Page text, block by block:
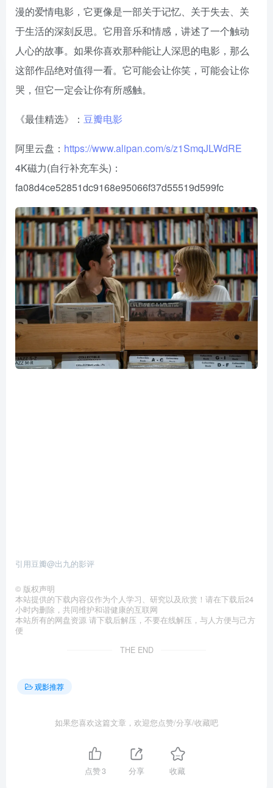
漫的爱情电影，它更像是一部关于记忆、关于失去、关
于生活的深刻反思。它用音乐和情感，讲述了一个触动
人心的故事。如果你喜欢那种能让人深思的电影，那么
这部作品绝对值得一看。它可能会让你笑，可能会让你
哭，但它一定会让你有所感触。
《最佳精选》： 豆瓣电影
阿里云盘： https://www.alipan.com/s/z1SmqJLWdRE
4K磁力(自行补充车头)：
fa08d4ce52851dc9168e95066f37d55519d599fc
引用豆瓣@出九的影评
© 版权声明
本站提供的下载内容仅作为个人学习、研究以及欣赏！请在下载后24
小时内删除，共同维护和谐健康的互联网
本站所有的网盘资源 请下载后解压，不要在线解压，与人方便与己方
便
THE END
观影推荐
如果您喜欢这篇文章，欢迎您点赞/分享/收藏吧
点赞3 分享 收藏